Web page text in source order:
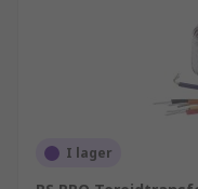
I lager